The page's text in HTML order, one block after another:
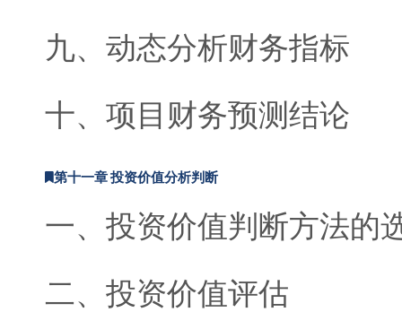
九、动态分析财务指标
十、项目财务预测结论
第十一章 投资价值分析判断
一、投资价值判断方法的
二、投资价值评估